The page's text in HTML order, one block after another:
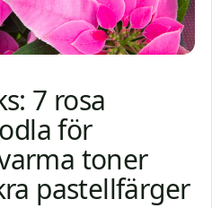
7 rosa
för
toner
pastellfärger